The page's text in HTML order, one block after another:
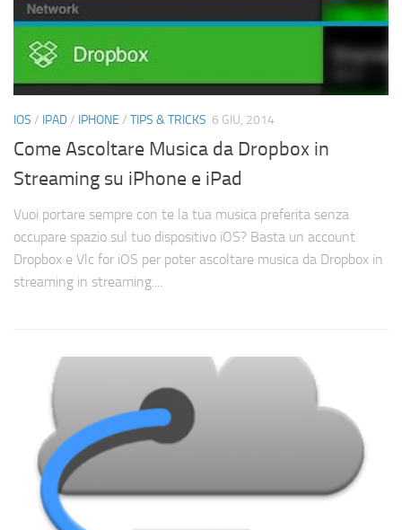
IOS / IPAD/ IPHONE / TIPS & TRICKS 6 GIU, 2014
Come Ascoltare Musica da Dropbox in
Streaming su iPhone e iPad
Vuoi portare sempre con te la tua musica preferita senza
occupare spazio sul tuo dispositivo iOS? Basta un account
Dropbox e Vlc for iOS per poter ascoltare musica da Dropbox in
streaming in streaming....